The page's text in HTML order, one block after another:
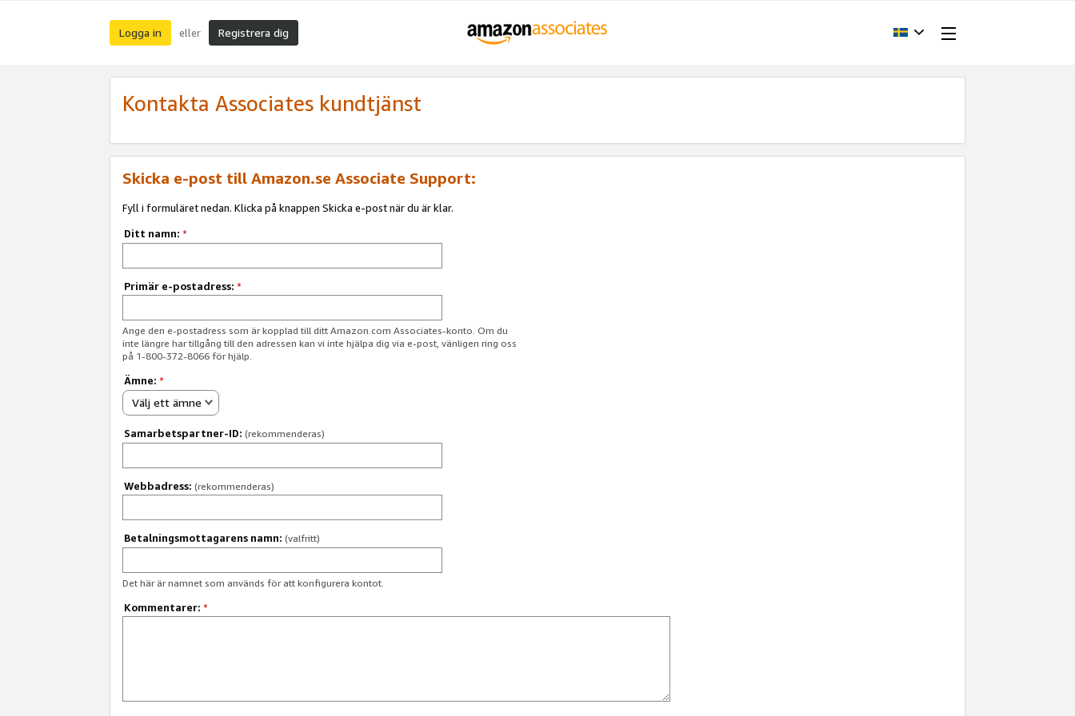
Logga in eller Registrera dig
Kontakta Associates kundtjänst
Skicka e-post till Amazon.se Associate Support:
Fyll i formuläret nedan. Klicka på knappen Skicka e-post när du är klar.
Ditt namn: *
Primär e-postadress: *
Ange den e-postadress som är kopplad till ditt Amazon.com Associates-konto. Om du
inte längre har tillgång till den adressen kan vi inte hjälpa dig via e-post, vänligen ring oss
på 1-800-372-8066 för hjälp.
Ämne: *
Välj ett ämne
Samarbetspartner-ID: (rekommenderas)
Webbadress: (rekommenderas)
Betalningsmottagarens namn: (valfritt)
Det här är namnet som används för att konfigurera kontot.
Kommentarer: *